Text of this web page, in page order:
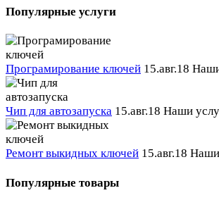
Популярные услуги
Програмирование ключей 15.авг.18
Чип для автозапуска 15.авг.18 Наши
Ремонт выкидных ключей 15.авг.18 Наши
Популярные товары